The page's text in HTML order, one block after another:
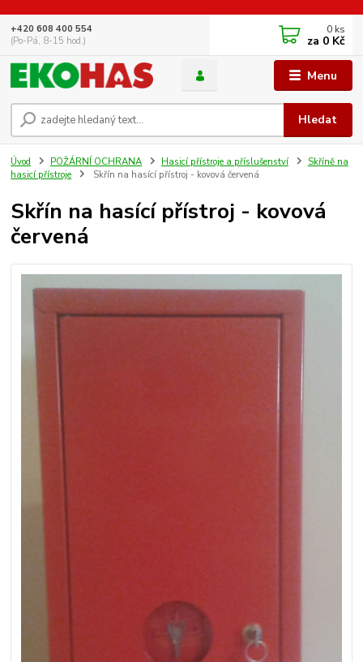
Menu
Hledat
+420 608 400 554
(Po-Pá, 8-15 hod.)
0 ks
za 0 Kč
Úvod POŽÁRNÍ OCHRANA Hasicí přístroje a příslušenství
Skříně na
hasicí přístroje
Skřín na hasící přístroj - kovová červená
Skřín na hasící přístroj - kovová
červená